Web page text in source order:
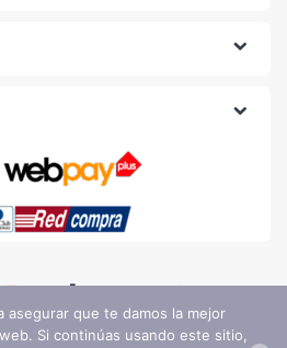
asegurar que te damos la mejor
Si continúas usando este sitio,